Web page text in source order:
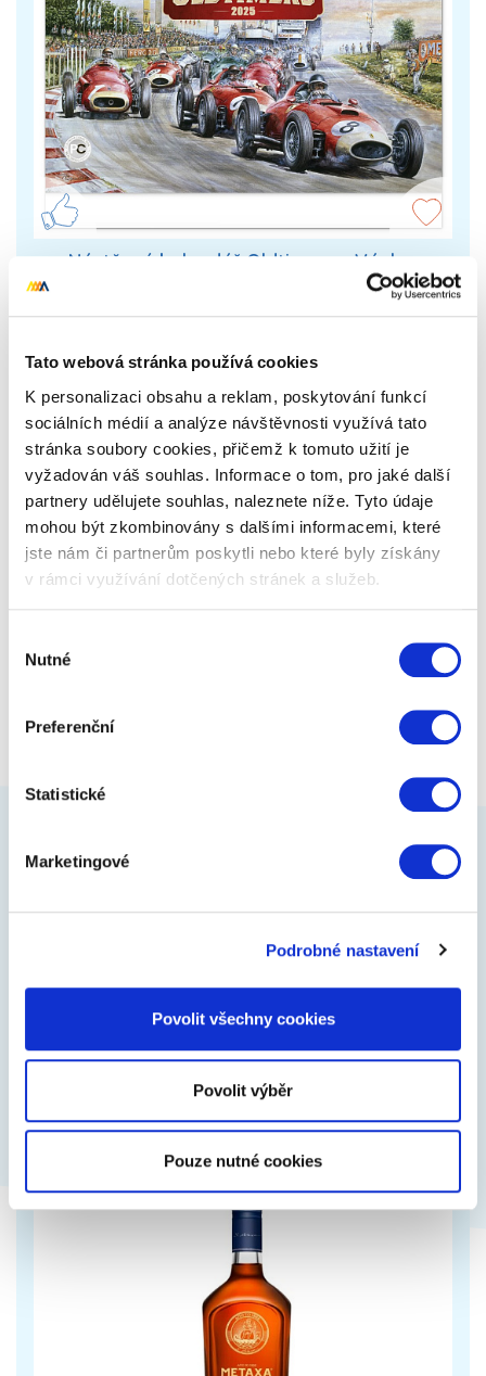
Tato webová stránka používá cookies
K personalizaci obsahu a reklam, poskytování funkcí
sociálních médií a analýze návštěvnosti využívá tato
stránka soubory cookies, přičemž k tomuto užití je
vyžadován váš souhlas. Informace o tom, pro jaké další
partnery udělujete souhlas, naleznete níže. Tyto údaje
mohou být zkombinovány s dalšími informacemi, které
jste nám či partnerům poskytli nebo které byly získány
v rámci využívání dotčených stránek a služeb.
souhlasu
Nutné
Preferenční
Statistické
Marketingové
Podrobné nastavení
Povolit všechny cookies
Povolit výběr
Pouze nutné cookies
Nástěnný kalendář Oldtimers - Václav
české ilustrace Václava Zapadlíka.
399 Kč Zobrazit více
Denní diář Vivella Top 2025, modrý, 15 × 21
cm
Denní diář Vivella Top v modré barvě s klasickým a
289 Kč Zobrazit více